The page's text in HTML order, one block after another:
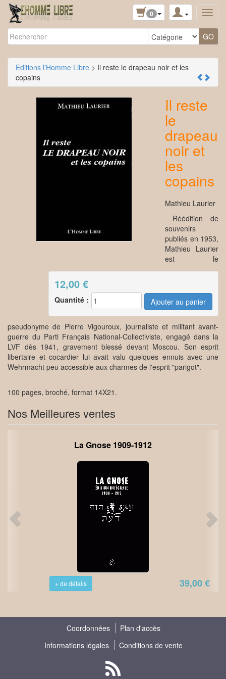
0
Editions l'Homme Libre > Il reste le drapeau noir et les
copains
Il reste
le
drapeau
noir et
les
copains
12,00 €
Quantité :
Mathieu Laurier
Réédition de
souvenirs
publiés en 1953,
Mathieu Laurier
est le
pseudonyme de Pierre Vigouroux, journaliste et militant avant-
guerre du Parti Français National-Collectiviste, engagé dans la
LVF dès 1941, gravement blessé devant Moscou. Son esprit
libertaire et cocardier lui avait valu quelques ennuis avec une
Wehrmacht peu accessible aux charmes de l'esprit "parigot".
100 pages, broché, format 14X21.
Nos Meilleures ventes
La Gnose 1909-1912
+ de détails 39,00 €
Coordonnées
Plan d'accès
Informations légales
Conditions de vente